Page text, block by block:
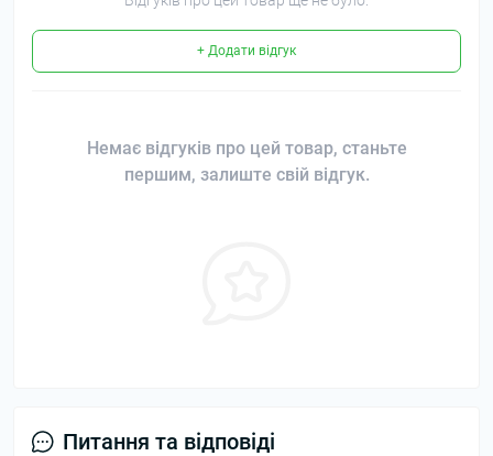
+ Додати відгук
Немає відгуків про цей товар, станьте
першим, залиште свій відгук.
Питання та відповіді